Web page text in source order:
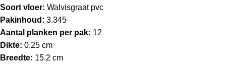
Soort vloer: Walvisgraat pvc
Pakinhoud: 3.345
Aantal planken per pak: 12
Dikte: 0.25 cm
Breedte: 15.2 cm